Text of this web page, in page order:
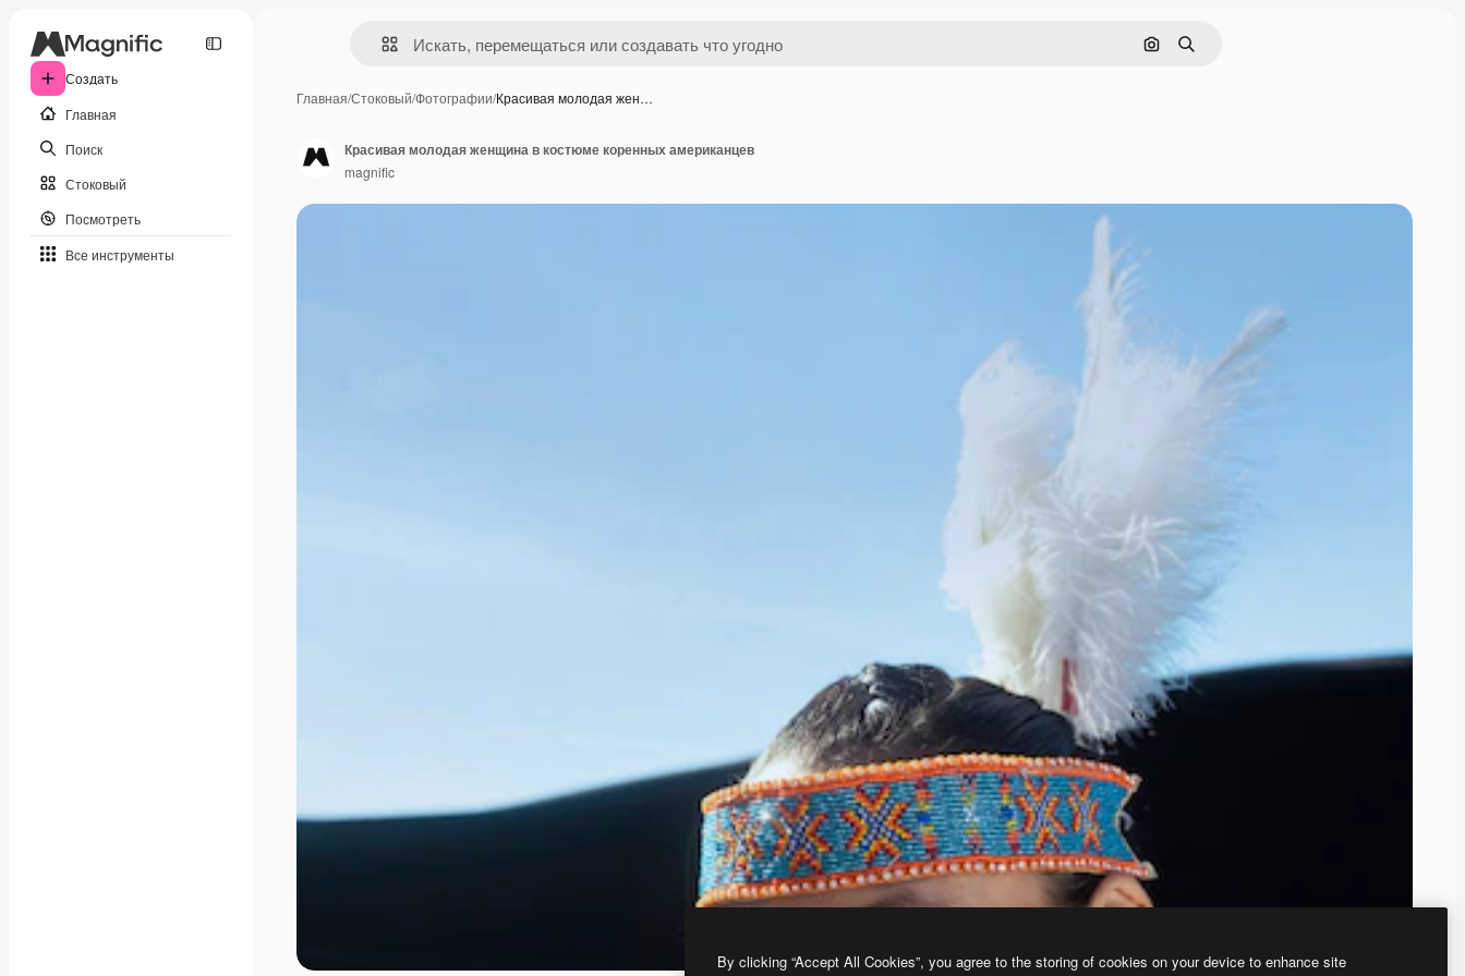
Создать
Главная
Поиск
Стоковый
Посмотреть
Все инструменты
Поиск по изображению
Поиск
Главная/Стоковый/Фотографии/Красивая молодая жен…
Красивая молодая женщина в костюме коренных американцев
magnific
By clicking “Accept All Cookies”, you agree to the storing of cookies on your device to enhance site